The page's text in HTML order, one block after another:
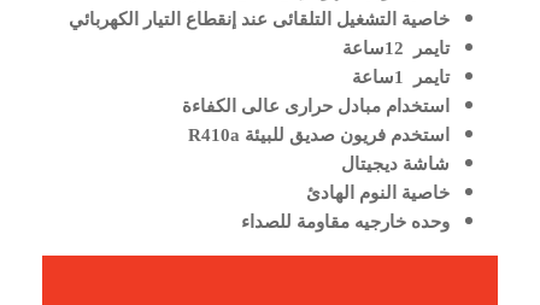
تايمر 12ساعة
تايمر 1ساعة
استخدام مبادل حرارى عالى الكفاءة
استخدم فريون صديق للبيئة R410a
شاشة ديجيتال
خاصية النوم الهادئ
وحده خارجيه مقاومة للصداء